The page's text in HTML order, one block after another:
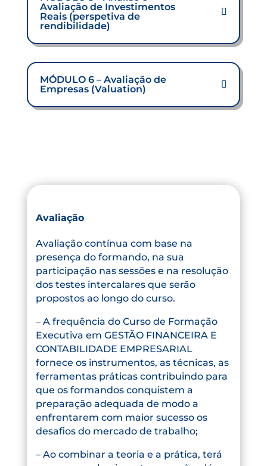
Avaliação de Investimentos
Reais (perspetiva de
rendibilidade)
MÓDULO 6 – Avaliação de
Empresas (Valuation)
Avaliação
Avaliação contínua com base na
presença do formando, na sua
participação nas sessões e na resolução
dos testes intercalares que serão
propostos ao longo do curso.
– A frequência do Curso de Formação
Executiva em GESTÃO FINANCEIRA E
CONTABILIDADE EMPRESARIAL
fornece os instrumentos, as técnicas, as
ferramentas práticas contribuindo para
que os formandos conquistem a
preparação adequada de modo a
enfrentarem com maior sucesso os
desafios do mercado de trabalho;
– Ao combinar a teoria e a prática, terá